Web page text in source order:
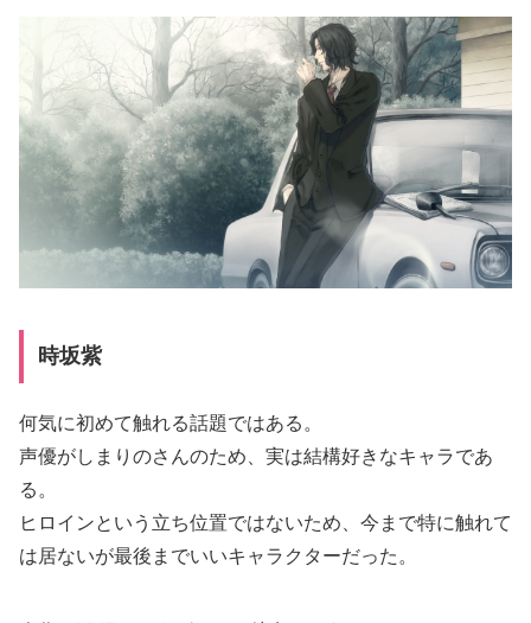
時坂紫
何気に初めて触れる話題ではある。
声優がしまりのさんのため、実は結構好きなキャラであ
る。
ヒロインという立ち位置ではないため、今まで特に触れて
は居ないが最後までいいキャラクターだった。